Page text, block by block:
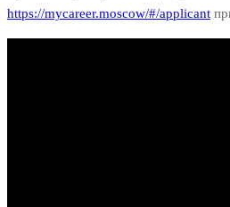
https://mycareer.moscow/#/applicant